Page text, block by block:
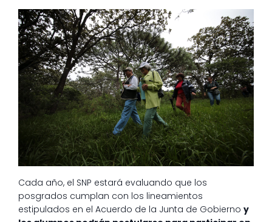
Cada año, el SNP estará evaluando que los
posgrados cumplan con los lineamientos
estipulados en el Acuerdo de la Junta de Gobierno y